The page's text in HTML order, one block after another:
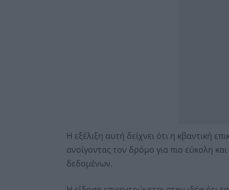
Η εξέλιξη αυτή δείχνει ότι η κβαντική
ανοίγοντας τον δρόμο για πιο εύκολη
δεδομένων.